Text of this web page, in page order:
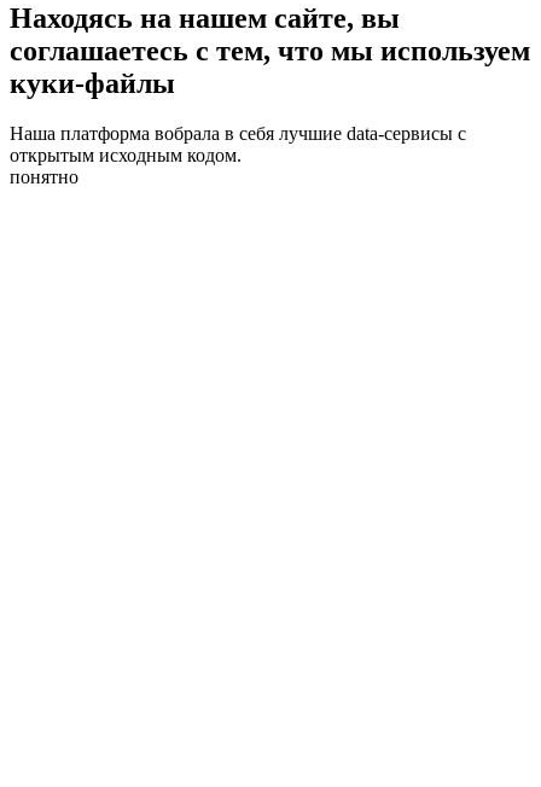
Находясь на нашем сайте, вы
соглашаетесь с тем, что мы используем
куки-файлы
Наша платформа вобрала в себя лучшие data-сервисы с
открытым исходным кодом.
понятно